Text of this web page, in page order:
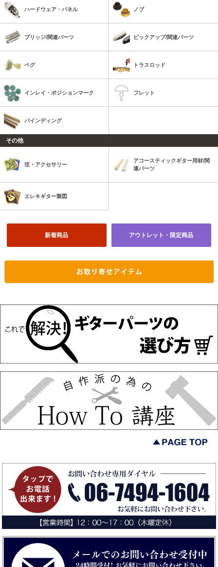
ハードウェア・パネル ノブ
ブリッジ/関連パーツ ピックアップ/関連パーツ
ペグ トラスロッド
インレイ・ポジションマーク フレット
バインディング
その他
弦・アクセサリー
アコースティックギター用材/関
連パーツ
エレキギター製図
新着商品 アウトレット・限定商品